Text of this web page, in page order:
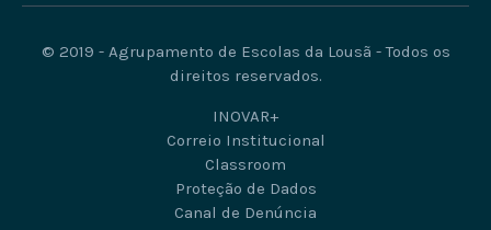
© 2019 - Agrupamento de Escolas da Lousã - Todos os
direitos reservados.
INOVAR+
Correio Institucional
Classroom
Proteção de Dados
Canal de Denúncia